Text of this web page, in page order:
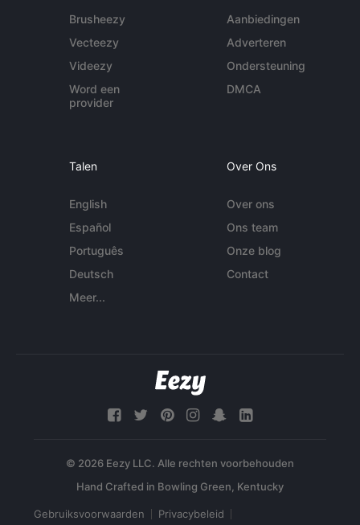
Brusheezy
Vecteezy
Videezy
Word een
provider
Aanbiedingen
Adverteren
Ondersteuning
DMCA
Talen
English
Español
Português
Deutsch
Meer...
Over Ons
Over ons
Ons team
Onze blog
Contact
© 2026 Eezy LLC. Alle rechten voorbehouden
Gebruiksvoorwaarden Privacybeleid